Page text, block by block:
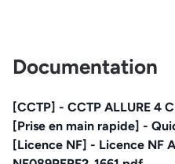
Documentation
[CCTP] - CCTP ALLURE 4
[Prise en main rapide] -
[Licence NF] - Licence NF